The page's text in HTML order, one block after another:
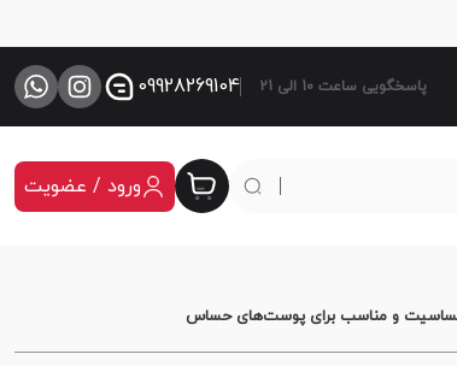
09928269104 پاسخگویی ساعت 10 الی 21
ورود / عضویت
و مناسب برای پوست‌های حساس